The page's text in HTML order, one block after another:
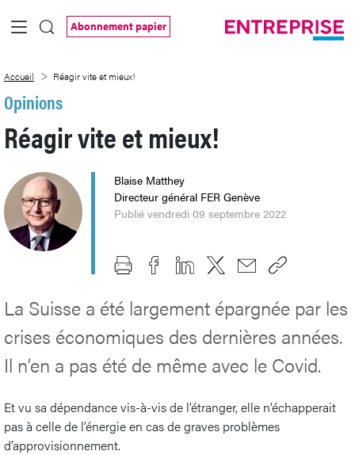
Saut au contenu principal
Abonnement papier
Accueil Réagir vite et mieux!
Opinions
Réagir vite et mieux!
Blaise Matthey
Directeur général FER Genève
Publié vendredi 09 septembre 2022
La Suisse a été largement épargnée par les
crises économiques des dernières années.
Il n’en a pas été de même avec le Covid.
Et vu sa dépendance vis-à-vis de l’étranger, elle n’échapperait
pas à celle de l’énergie en cas de graves problèmes
d’approvisionnement.